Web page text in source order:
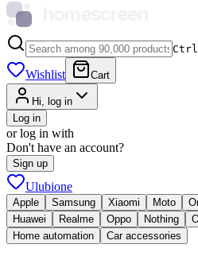
Wishlist Cart
Hi, log in
Log in
or log in with
Don't have an account?
Sign up
Ulubione
Apple Samsung Xiaomi Moto
Huawei
Realme Oppo Nothing
Home automation
Car accessories